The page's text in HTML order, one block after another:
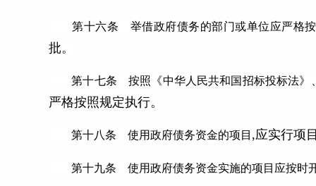
第十六条 举借政府债务的部门或单位应严格按
批。
第十七条 按照《中华人民共和国招标投标法》
严格按照规定执行。
第十八条 使用政府债务资金的项目 ,应实行项
第十九条 使用政府债务资金实施的项目应按时